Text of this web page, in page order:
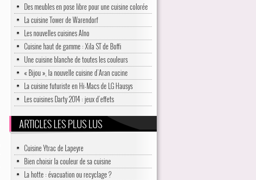
Des meubles en pose libre pour une cuisine colorée
La cuisine Tower de Warendorf
Les nouvelles cuisines Alno
Cuisine haut de gamme : Xila ST de Boffi
Une cuisine blanche de toutes les couleurs
« Bijou », la nouvelle cuisine d’Aran cucine
La cuisine futuriste en Hi-Macs de LG Hausys
Les cuisines Darty 2014 : jeux d’effets
ARTICLES LES PLUS LUS
Cuisine Ytrac de Lapeyre
Bien choisir la couleur de sa cuisine
La hotte : évacuation ou recyclage ?